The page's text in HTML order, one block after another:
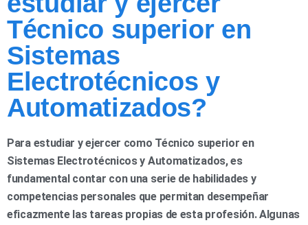
Técnico superior en
Sistemas
Electrotécnicos y
Automatizados?
Para estudiar y ejercer como Técnico superior en
Sistemas Electrotécnicos y Automatizados, es
fundamental contar con una serie de habilidades y
competencias personales que permitan desempeñar
eficazmente las tareas propias de esta profesión. Algunas